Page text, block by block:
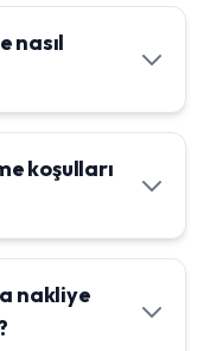
nasıl
koşulları
nakliye